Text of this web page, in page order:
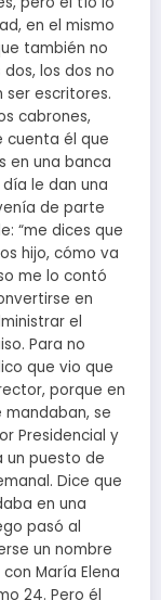
en el mismo
también no
los dos no
ser escritores.
cabrones,
cuenta él que
en una banca
le dan una
de parte
“me dices que
hijo, cómo va
me lo contó
en
el
Para no
que vio que
porque en
se
Presidencial y
un puesto de
Dice que
en una
pasó al
un nombre
María Elena
24. Pero él